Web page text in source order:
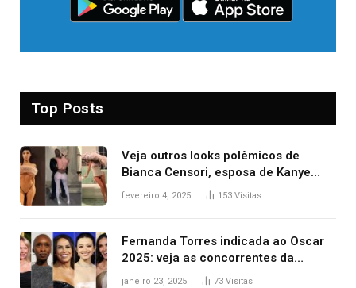
Top Posts
Veja outros looks polêmicos de
Bianca Censori, esposa de Kanye
West que apareceu nua no Grammy
fevereiro 4, 2025 153 Visitas
Fernanda Torres indicada ao Oscar
2025: veja as concorrentes da
brasileira a melhor atriz
janeiro 23, 2025 73 Visitas